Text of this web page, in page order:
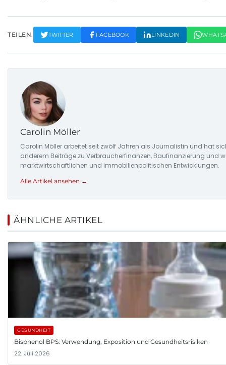
TEILEN: TWITTER FACEBOOK LINKEDIN
Carolin Möller
Carolin Möller arbeitet seit zwölf Jahren als Journalistin und hat
anderem Beiträge zu Verbraucherfinanzen, Baufinanzierung und
marktwirtschaftlichen und immobilienpolitischen Entwicklungen.
Alle Artikel ansehen →
ÄHNLICHE ARTIKEL
GESUNDHEIT
Bisphenol BPS: Verwendung, Exposition und Gesundheitsrisiken
22. Juli 2026